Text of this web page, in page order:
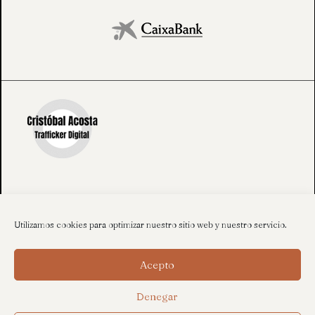
Utilizamos cookies para optimizar nuestro sitio web y nuestro servicio.
Acepto
Denegar